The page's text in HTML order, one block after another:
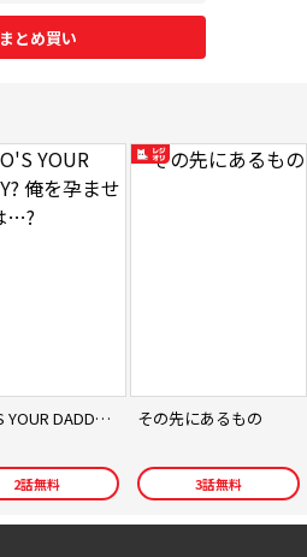
まとめ買い
WHO'S YOUR DADDY? 俺を孕ませたのは…?
2話無料
その先にあるもの
3話無料